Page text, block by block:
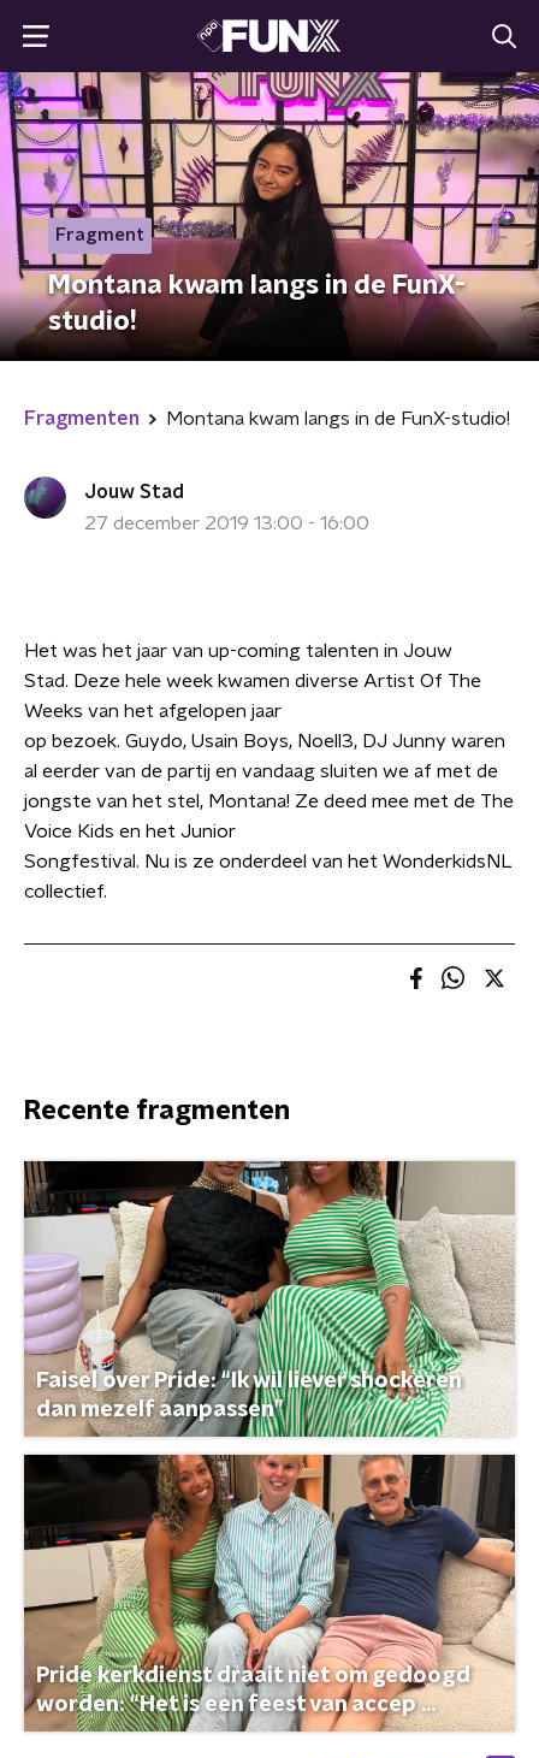
Fragment
Montana kwam langs in de FunX-
studio!
Fragmenten Montana kwam langs in de FunX-studio!
Jouw Stad
27 december 2019 13:00 - 16:00
Het was het jaar van up-coming talenten in Jouw
Stad. Deze hele week kwamen diverse Artist Of The
Weeks van het afgelopen jaar
op bezoek. Guydo, Usain Boys, Noell3, DJ Junny waren
al eerder van de partij en vandaag sluiten we af met de
jongste van het stel, Montana! Ze deed mee met de The
Voice Kids en het Junior
Songfestival. Nu is ze onderdeel van het WonderkidsNL
collectief.
Recente fragmenten
Faisel over Pride: “Ik wil liever shockeren
dan mezelf aanpassen”
Pride kerkdienst draait niet om gedoogd
worden: “Het is een feest van accep ...